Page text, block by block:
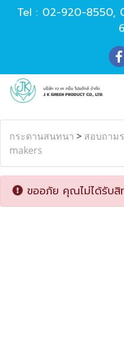
Tel : 02-920-8550,
กระดานสนทนา > สอบถาม
makers
ขออภัย คุณไม่ได้รับสิ